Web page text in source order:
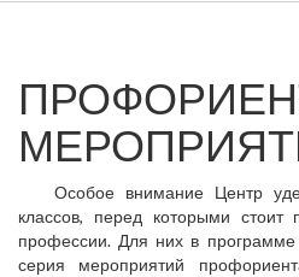
Особое внимание Центр
классов, перед которыми
профессии. Для них в программе
серия мероприятий